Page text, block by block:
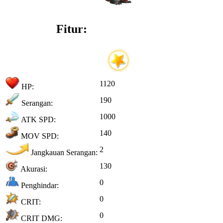
Fitur:
HP: 1120
Serangan: 190
ATK SPD: 1000
MOV SPD: 140
Jangkauan Serangan: 2
Akurasi: 130
Penghindar: 0
CRIT: 0
CRIT DMG: 0